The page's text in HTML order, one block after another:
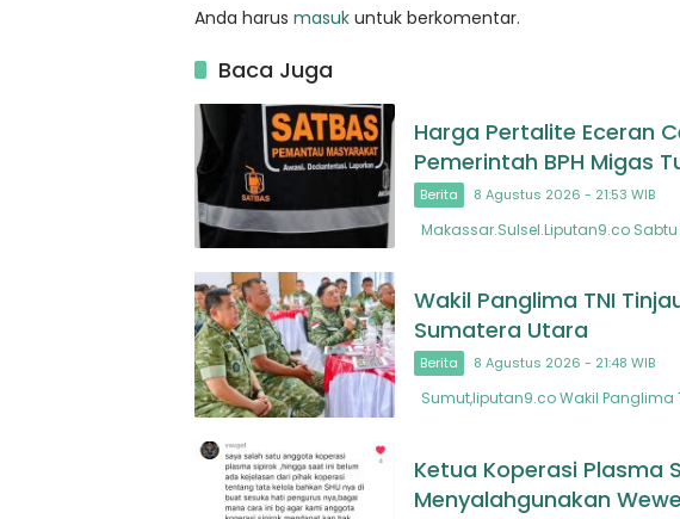
Anda harus masuk untuk berkomentar.
Baca Juga
Harga Pertalite Eceran
Pemerintah BPH Migas
Berita 8 Agustus 2026 - 21:53 WIB
Makassar.Sulsel.Liputan9.co
Wakil Panglima TNI
Sumatera Utara
Berita 8 Agustus 2026 - 21:48 WIB
Sumut,liputan9.co Wakil Panglima
Ketua Koperasi Plasma
Menyalahgunakan